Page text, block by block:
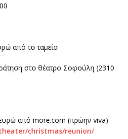
από το ταμείο
στο θέατρο Σοφούλη (2310
από more.com (πρώην viva)
christmas/reunion/